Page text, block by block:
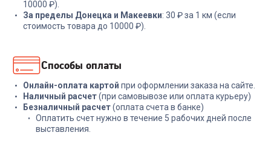
10000 ₽).
За пределы Донецка и Макеевки: 30 ₽ за 1 км (если
стоимость товара до 10000 ₽).
Способы оплаты
Онлайн-оплата картой при оформлении заказа на сайте.
Наличный расчет(при самовывозе или оплата курьеру)
Безналичный расчет(оплата счета в банке)
Оплатить счет нужно в течение 5 рабочих дней после
выставления.